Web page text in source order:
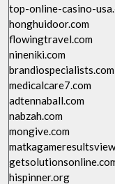
top-online-casino-
honghuidoor.com
flowingtravel.com
nineniki.com
brandiospecialists.com
medicalcare7.com
adtennaball.com
nabzah.com
mongive.com
hispinner.org